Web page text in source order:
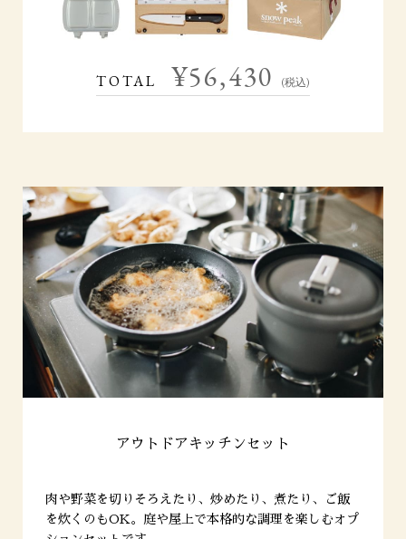
TOTAL ¥56,430 (税込)
アウトドアキッチンセット
肉や野菜を切りそろえたり、 炒めたり、煮たり、ご飯
を炊くのもOK。 庭や屋上で本格的な調理を楽しむオプ